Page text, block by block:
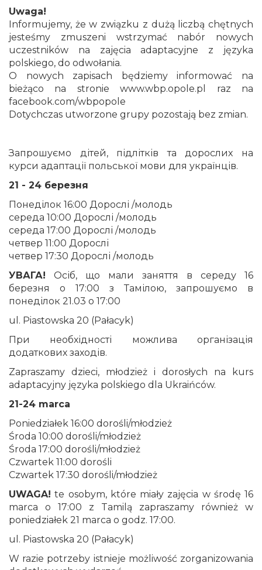
Uwaga!
Informujemy, że w związku z dużą liczbą chętnych
jesteśmy zmuszeni wstrzymać nabór nowych
uczestników na zajęcia adaptacyjne z języka
polskiego, do odwołania.
O nowych zapisach będziemy informować na
bieżąco na stronie www.wbp.opole.pl raz na
facebook.com/wbpopole
Dotychczas utworzone grupy pozostają bez zmian.
Запрошуємо дітей, підлітків та дорослих на
курси адаптації польської мови для українців.
21 - 24 березня
Понеділок 16:00 Дорослі /молодь
середа 10:00 Дорослі /молодь
середа 17:00 Дорослі /молодь
четвер 11:00 Дорослі
четвер 17:30 Дорослі /молодь
УВАГА! Осіб, що мали заняття в середу 16
березня о 17:00 з Тамілою, запрошуємо в
понеділок 21.03 о 17:00
ul. Piastowska 20 (Pałacyk)
При необхідності можлива організація
додаткових заходів.
Zapraszamy dzieci, młodzież i dorosłych na kurs
adaptacyjny języka polskiego dla Ukraińców.
21-24 marca
Poniedziałek 16:00 dorośli/młodzież
Środa 10:00 dorośli/młodzież
Środa 17:00 dorośli/młodzież
Czwartek 11:00 dorośli
Czwartek 17:30 dorośli/młodzież
UWAGA! te osobym, które miały zajęcia w środę 16
marca o 17:00 z Tamilą zapraszamy również w
poniedziałek 21 marca o godz. 17:00.
ul. Piastowska 20 (Pałacyk)
W razie potrzeby istnieje możliwość zorganizowania